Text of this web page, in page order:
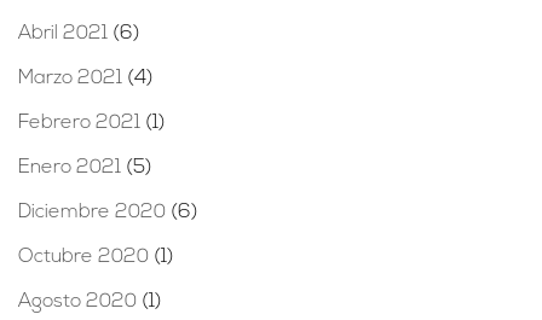
Abril 2021 (6)
Marzo 2021 (4)
Febrero 2021 (1)
Enero 2021 (5)
Diciembre 2020 (6)
Octubre 2020 (1)
Agosto 2020 (1)